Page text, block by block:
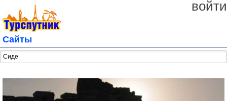
войти
Сайты